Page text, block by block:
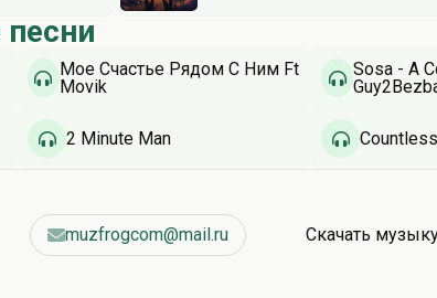
Мое Счастье Рядом С Ним Ft
Movik
Sosa - A
2 Minute Man Countless
muzfrogcom@mail.ru Скачать